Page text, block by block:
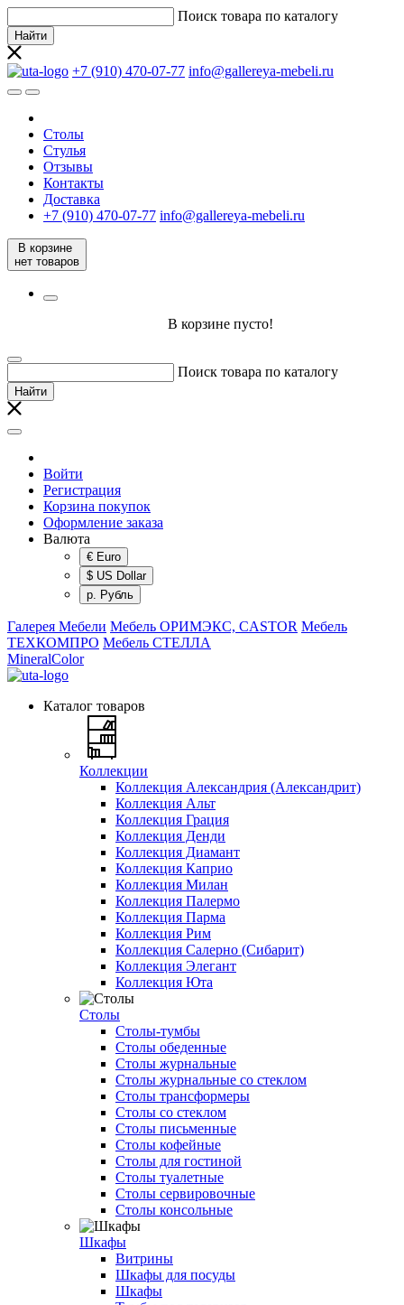
Поиск товара по каталогу
Найти
+7 (910) 470-07-77 info@gallereya-mebeli.ru
Столы
Стулья
Отзывы
Контакты
Доставка
+7 (910) 470-07-77 info@gallereya-mebeli.ru
В корзине
нет товаров
В корзине пусто!
Поиск товара по каталогу
Найти
Войти
Регистрация
Корзина покупок
Оформление заказа
Валюта
€ Euro
$ US Dollar
р. Рубль
Галерея Мебели Мебель ОРИМЭКС, CASTOR Мебель
ТЕХКОМПРО Мебель СТЕЛЛА
MineralColor
Каталог товаров
Коллекции
Коллекция Александрия (Александрит)
Коллекция Альт
Коллекция Грация
Коллекция Денди
Коллекция Диамант
Коллекция Каприо
Коллекция Милан
Коллекция Палермо
Коллекция Парма
Коллекция Рим
Коллекция Салерно (Сибарит)
Коллекция Элегант
Коллекция Юта
Столы
Столы-тумбы
Столы обеденные
Столы журнальные
Столы журнальные со стеклом
Столы трансформеры
Столы со стеклом
Столы письменные
Столы кофейные
Столы для гостиной
Столы туалетные
Столы сервировочные
Столы консольные
Шкафы
Витрины
Шкафы для посуды
Шкафы